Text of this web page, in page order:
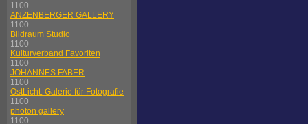
1100
ANZENBERGER GALLERY
1100
Bildraum Studio
1100
Kulturverband Favoriten
1100
JOHANNES FABER
1100
OstLicht. Galerie für Fotografie
1100
photon gallery
1100